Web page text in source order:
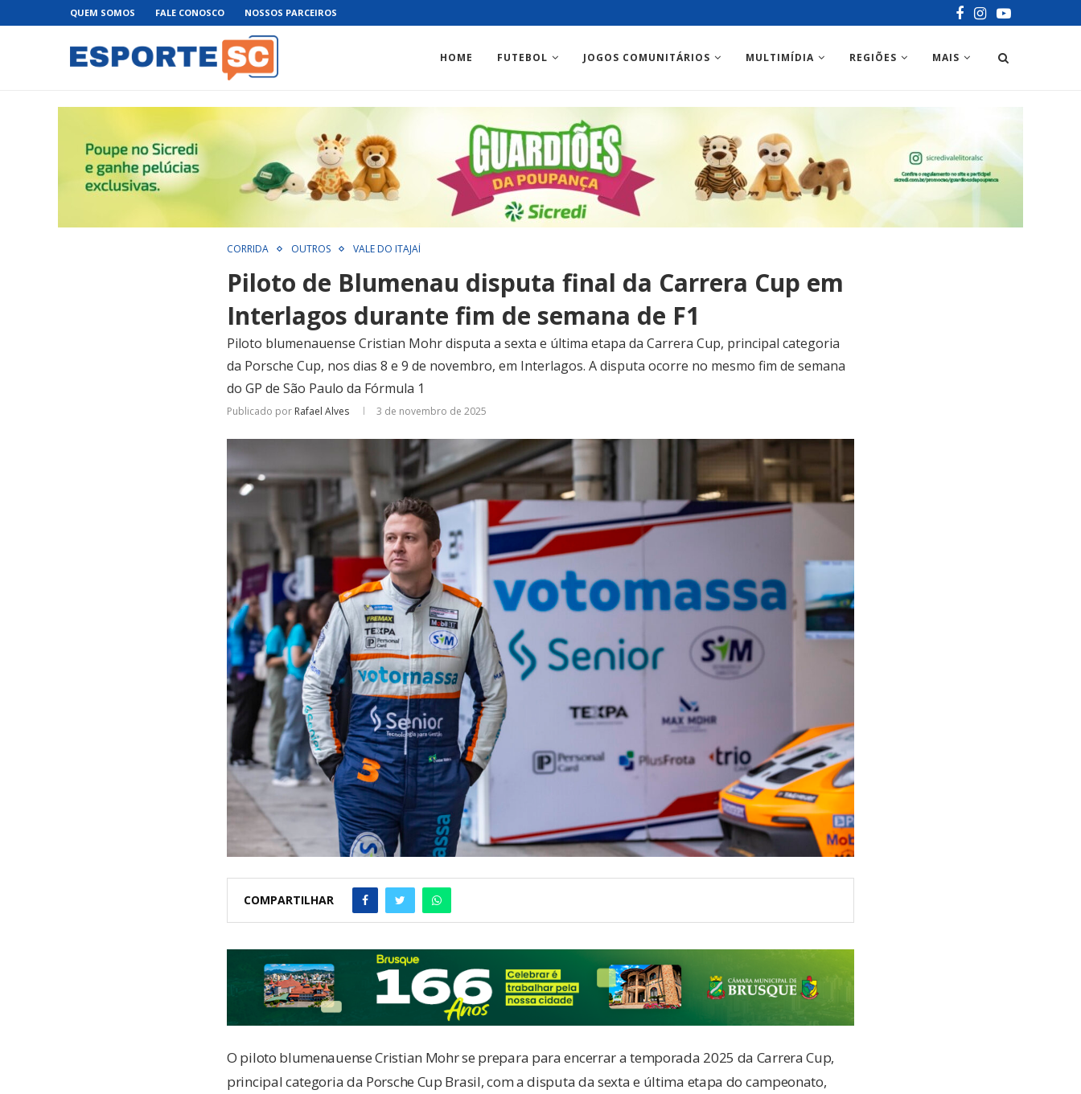
QUEM SOMOS FALE CONOSCO NOSSOS PARCEIROS
HOME FUTEBOL JOGOS COMUNITÁRIOS MULTIMÍDIA REGIÕES MAIS
CORRIDA OUTROS VALE DO ITAJAÍ
Piloto de Blumenau disputa final da Carrera Cup em
Interlagos durante fim de semana de F1
Piloto blumenauense Cristian Mohr disputa a sexta e última etapa da Carrera Cup, principal categoria
da Porsche Cup, nos dias 8 e 9 de novembro, em Interlagos. A disputa ocorre no mesmo fim de semana
do GP de São Paulo da Fórmula 1
Publicado por Rafael Alves 3 de novembro de 2025
COMPARTILHAR
O piloto blumenauense Cristian Mohr se prepara para encerrar a temporada 2025 da Carrera Cup,
principal categoria da Porsche Cup Brasil, com a disputa da sexta e última etapa do campeonato,